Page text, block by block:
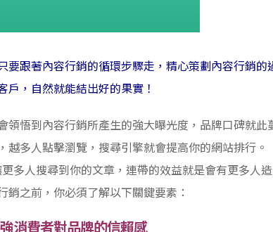
跟著內容行銷的循環步驟走，精心策劃內容行銷的
，自然就能結出好的果實！
悟到內容行銷所產生的強大曝光度，品牌口碑就此
多人點擊瀏覽，搜尋引擎就會提高你的網站排行。
多人搜尋到你的文章，連帶的效益就是會有更多人造
之前，你必須了解以下關鍵要素：
消費者對品牌的信賴感